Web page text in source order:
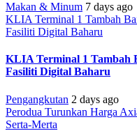
Makan & Minum 7 days ago
KLIA Terminal 1 Tambah
Fasiliti Digital Baharu
KLIA Terminal 1 Tambah
Fasiliti Digital Baharu
Pengangkutan 2 days ago
Perodua Turunkan Harga
Serta-Merta